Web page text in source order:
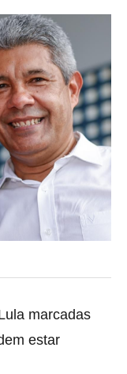
marcadas
estar